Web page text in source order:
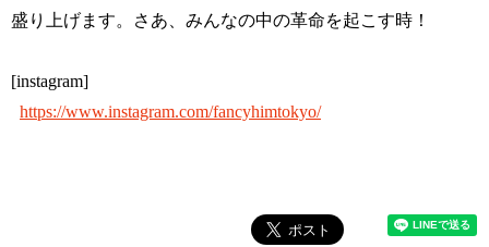
盛り上げます。さあ、みんなの中の革命を起こす時！
[instagram]
https://www.instagram.com/fancyhimtokyo/